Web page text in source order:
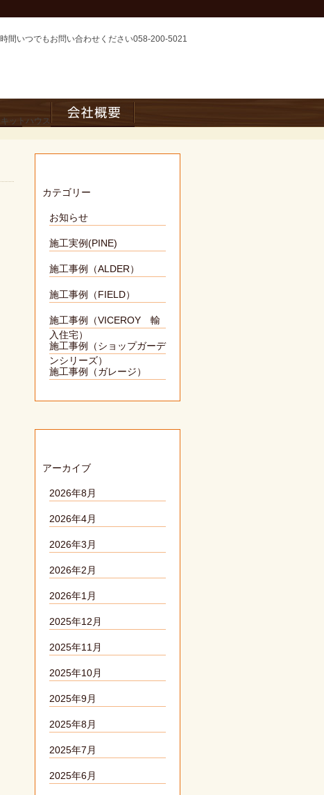
カテゴリー
お知らせ
施工実例(PINE)
施工事例（ALDER）
施工事例（FIELD）
施工事例（VICEROY 輸
入住宅）
施工事例（ショップガーデ
ンシリーズ）
施工事例（ガレージ）
アーカイブ
2026年8月
2026年4月
2026年3月
2026年2月
2026年1月
2025年12月
2025年11月
2025年10月
2025年9月
2025年8月
2025年7月
2025年6月